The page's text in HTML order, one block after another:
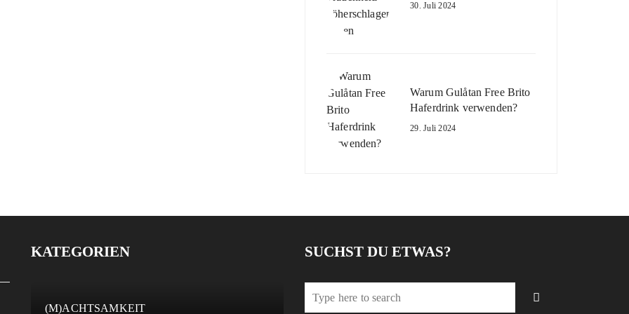
30. Juli 2024
Warum Gulåtan Free Brito
Haferdrink verwenden?
29. Juli 2024
KATEGORIEN
(M)ACHTSAMKEIT
SUCHST DU ETWAS?